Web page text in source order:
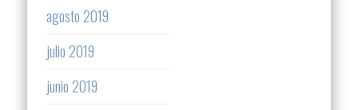
agosto 2019
julio 2019
junio 2019